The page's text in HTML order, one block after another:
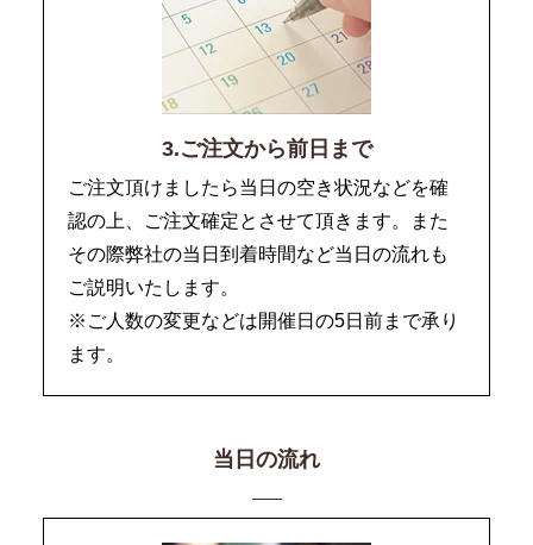
3.ご注文から前日まで
ご注文頂けましたら当日の空き状況などを確
認の上、ご注文確定とさせて頂きます。また
その際弊社の当日到着時間など当日の流れも
ご説明いたします。
※ご人数の変更などは開催日の5日前まで承り
ます。
当日の流れ